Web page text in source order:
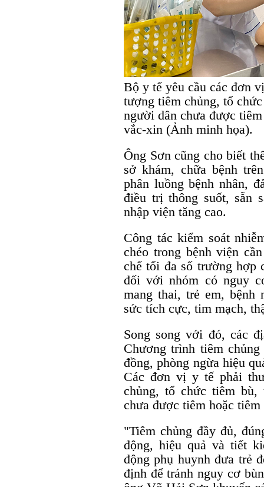
Bộ y tế yêu cầu các đơn
tượng tiêm chủng, tổ
người dân chưa được
vắc-xin (Ảnh minh họa).
Ông Sơn cũng cho biết
sở khám, chữa bệnh
phân luồng bệnh nhân,
điều trị thông suốt, sẵn
nhập viện tăng cao.
Công tác kiểm soát
chéo trong bệnh viện
chế tối đa số trường hợp
đối với nhóm có nguy
mang thai, trẻ em, bệnh
sức tích cực, tim mạch,
Song song với đó, các
Chương trình tiêm
đồng, phòng ngừa hiệu
Các đơn vị y tế phải
chủng, tổ chức tiêm
chưa được tiêm hoặc
"Tiêm chủng đầy đủ,
động, hiệu quả và tiết
động phụ huynh đưa trẻ
định để tránh nguy cơ